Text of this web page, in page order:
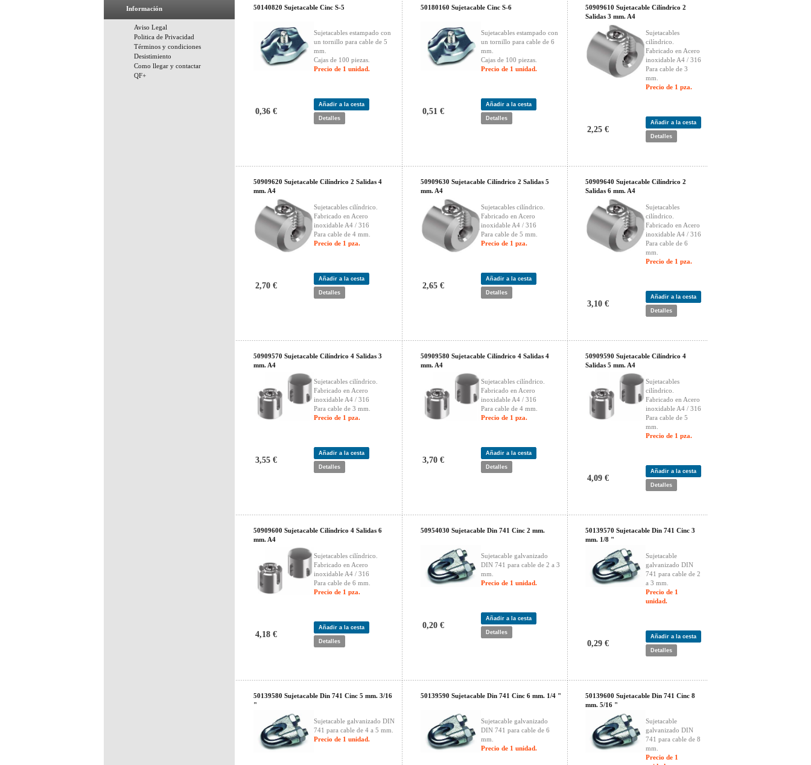
Información
Aviso Legal
Politica de Privacidad
Términos y condiciones
Desistimiento
Como llegar y contactar
QF+
50140820 Sujetacable Cinc S-5
Sujetacables estampado con
un tornillo para cable de 5
mm.
Cajas de 100 piezas.
Precio de 1 unidad.
0,36 €
Añadir a la cesta
Detalles
50180160 Sujetacable Cinc S-6
Sujetacables estampado con
un tornillo para cable de 6
mm.
Cajas de 100 piezas.
Precio de 1 unidad.
0,51 €
Añadir a la cesta
Detalles
50909610 Sujetacable Cilíndrico 2
Salidas 3 mm. A4
Sujetacables
cilíndrico.
Fabricado en Acero
inoxidable A4 / 316
Para cable de 3
mm.
Precio de 1 pza.
2,25 €
Añadir a la cesta
Detalles
50909620 Sujetacable Cilíndrico 2 Salidas 4
mm. A4
Sujetacables cilíndrico.
Fabricado en Acero
inoxidable A4 / 316
Para cable de 4 mm.
Precio de 1 pza.
2,70 €
Añadir a la cesta
Detalles
50909630 Sujetacable Cilíndrico 2 Salidas 5
mm. A4
Sujetacables cilíndrico.
Fabricado en Acero
inoxidable A4 / 316
Para cable de 5 mm.
Precio de 1 pza.
2,65 €
Añadir a la cesta
Detalles
50909640 Sujetacable Cilíndrico 2
Salidas 6 mm. A4
Sujetacables
cilíndrico.
Fabricado en Acero
inoxidable A4 / 316
Para cable de 6
mm.
Precio de 1 pza.
3,10 €
Añadir a la cesta
Detalles
50909570 Sujetacable Cilíndrico 4 Salidas 3
mm. A4
Sujetacables cilíndrico.
Fabricado en Acero
inoxidable A4 / 316
Para cable de 3 mm.
Precio de 1 pza.
3,55 €
Añadir a la cesta
Detalles
50909580 Sujetacable Cilíndrico 4 Salidas 4
mm. A4
Sujetacables cilíndrico.
Fabricado en Acero
inoxidable A4 / 316
Para cable de 4 mm.
Precio de 1 pza.
3,70 €
Añadir a la cesta
Detalles
50909590 Sujetacable Cilíndrico 4
Salidas 5 mm. A4
Sujetacables
cilíndrico.
Fabricado en Acero
inoxidable A4 / 316
Para cable de 5
mm.
Precio de 1 pza.
4,09 €
Añadir a la cesta
Detalles
50909600 Sujetacable Cilíndrico 4 Salidas 6
mm. A4
Sujetacables cilíndrico.
Fabricado en Acero
inoxidable A4 / 316
Para cable de 6 mm.
Precio de 1 pza.
4,18 €
Añadir a la cesta
Detalles
50954030 Sujetacable Din 741 Cinc 2 mm.
Sujetacable galvanizado
DIN 741 para cable de 2 a 3
mm.
Precio de 1 unidad.
0,20 €
Añadir a la cesta
Detalles
50139570 Sujetacable Din 741 Cinc 3
mm. 1/8 "
Sujetacable
galvanizado DIN
741 para cable de 2
a 3 mm.
Precio de 1
unidad.
0,29 €
Añadir a la cesta
Detalles
50139580 Sujetacable Din 741 Cinc 5 mm. 3/16
"
Sujetacable galvanizado DIN
741 para cable de 4 a 5 mm.
Precio de 1 unidad.
50139590 Sujetacable Din 741 Cinc 6 mm. 1/4 "
Sujetacable galvanizado
DIN 741 para cable de 6
mm.
Precio de 1 unidad.
50139600 Sujetacable Din 741 Cinc 8
mm. 5/16 "
Sujetacable
galvanizado DIN
741 para cable de 8
mm.
Precio de 1